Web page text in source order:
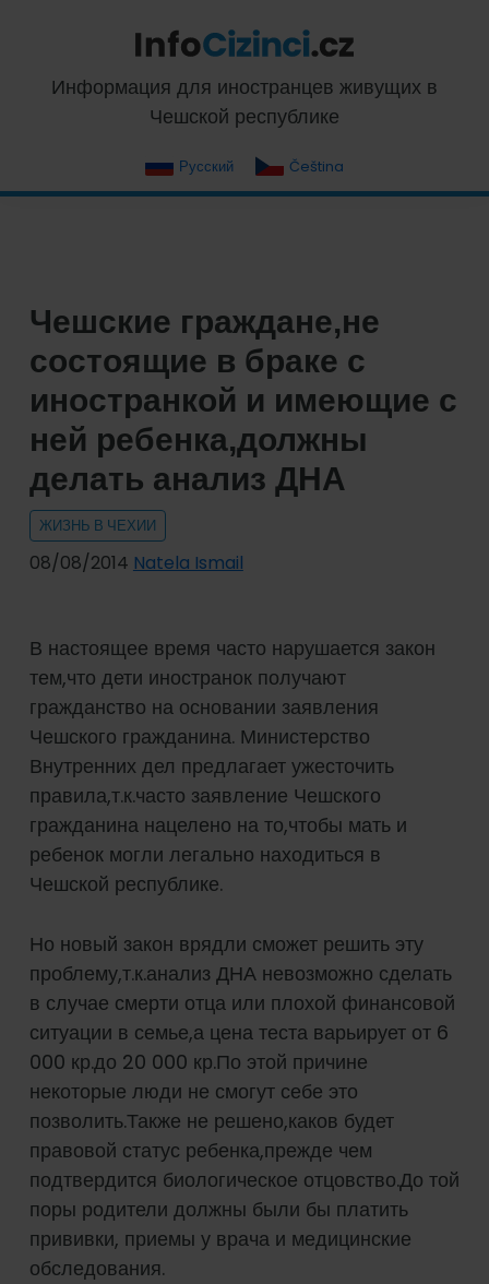
primary
navigation
content
primary
sidebar
footerInfoCizinci.cz
Информация для иностранцев живущих в
Чешской республике
Русский Čeština
Чешские граждане,не
состоящие в браке с
иностранкой и имеющие с
ней ребенка,должны
делать анализ ДНА
ЖИЗНЬ В ЧЕХИИ
08/08/2014 Natela Ismail
В настоящее время часто нарушается закон
тем,что дети иностранок получают
гражданство на основании заявления
Чешского гражданина. Министерство
Внутренних дел предлагает ужесточить
правила,т.к.часто заявление Чешского
гражданина нацелено на то,чтобы мать и
ребенок могли легально находиться в
Чешской республике.
Но новый закон врядли сможет решить эту
проблему,т.к.анализ ДНА невозможно сделать
в случае смерти отца или плохой финансовой
ситуации в семье,а цена теста варьирует от 6
000 кр.до 20 000 кр.По этой причине
некоторые люди не смогут себе это
позволить.Также не решено,каков будет
правовой статус ребенка,прежде чем
подтвердится биологическое отцовство.До той
поры родители должны были бы платить
прививки, приемы у врача и медицинские
обследования.